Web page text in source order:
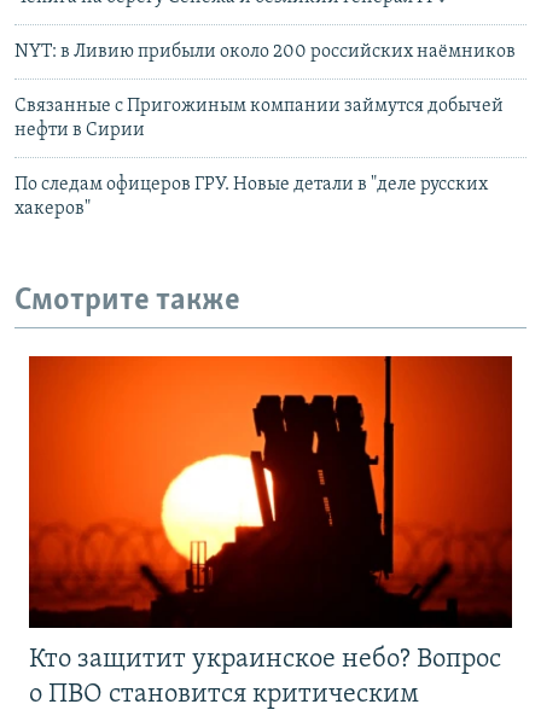
NYT: в Ливию прибыли около 200 российских наёмников
Связанные с Пригожиным компании займутся добычей
нефти в Сирии
По следам офицеров ГРУ. Новые детали в "деле русских
хакеров"
Смотрите также
Кто защитит украинское небо? Вопрос
о ПВО становится критическим